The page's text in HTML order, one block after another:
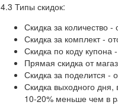
4.3 Типы скидок:
Скидка за количество -
Скидка за комплект -
Скидка по коду купона
Прямая скидка от
Скидка за поделится -
Скидка выходного
10-20% меньше чем в